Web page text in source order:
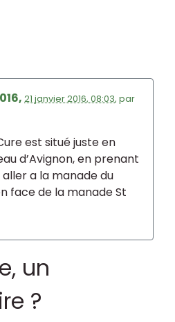
21 janvier 2016, 08:03, par
est situé juste en
d’Avignon, en prenant
a la manade du
face de la manade St
un
?